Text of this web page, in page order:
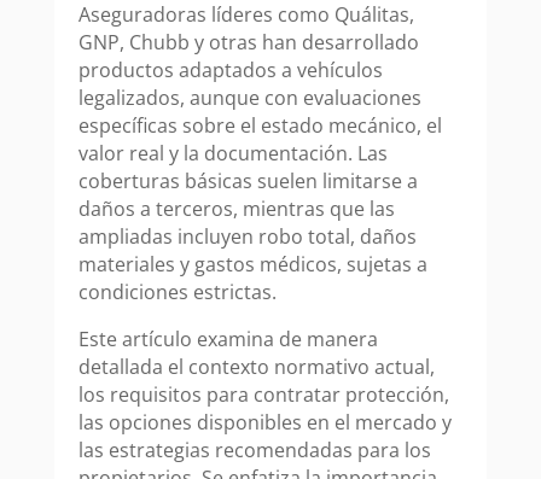
Aseguradoras líderes como Quálitas,
GNP, Chubb y otras han desarrollado
productos adaptados a vehículos
legalizados, aunque con evaluaciones
específicas sobre el estado mecánico, el
valor real y la documentación. Las
coberturas básicas suelen limitarse a
daños a terceros, mientras que las
ampliadas incluyen robo total, daños
materiales y gastos médicos, sujetas a
condiciones estrictas.
Este artículo examina de manera
detallada el contexto normativo actual,
los requisitos para contratar protección,
las opciones disponibles en el mercado y
las estrategias recomendadas para los